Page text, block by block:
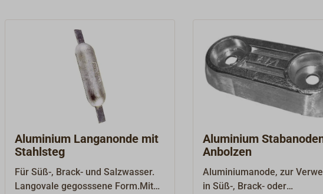
Aluminium Langanonde mit
Stahlsteg
Für Süß-, Brack- und Salzwasser.
Langovale gegosssene Form.Mit
Aluminium
Anbolzen
Aluminiumanode, zur
in Süß-, Brack- oder